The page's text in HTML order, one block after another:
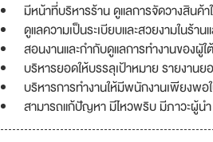
มีหน้าที่บริหารร้าน ดูแลการจัดวางสินค้
ดูแลความเป็นระเบียบและสวยงามในร้า
สอนงานและกำกับดูแลการทำงานของผูั
บริหารยอดให้บรรลุเป้าหมาย รายงาน
บริหารการทำงานให้มีพนักงานเพียงพอ
สามารถแก้ปัญหา มีไหวพริบ มีภาวะผู้น